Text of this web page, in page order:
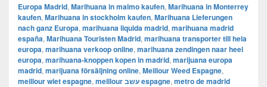
Europa Madrid, Marihuana in malmo kaufen, Marihuana in Monterrey
kaufen, Marihuana in stockholm kaufen, Marihuana Lieferungen
nach ganz Europa, marihuana liquida madrid, marihuana madrid
españa, Marihuana Touristen Madrid, marihuana transporter till hela
europa, marihuana verkoop online, marihuana zendingen naar heel
europa, marihuana-knoppen kopen in madrid, marijuana europa
madrid, marijuana försäljning online, Meillour Weed Espagne,
meillour wiet espagne, meillour עשב espagne, metro de madrid